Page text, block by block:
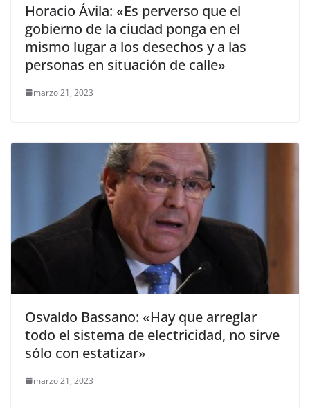
Horacio Ávila: «Es perverso que el
gobierno de la ciudad ponga en el
mismo lugar a los desechos y a las
personas en situación de calle»
marzo 21, 2023
Osvaldo Bassano: «Hay que arreglar
todo el sistema de electricidad, no sirve
sólo con estatizar»
marzo 21, 2023